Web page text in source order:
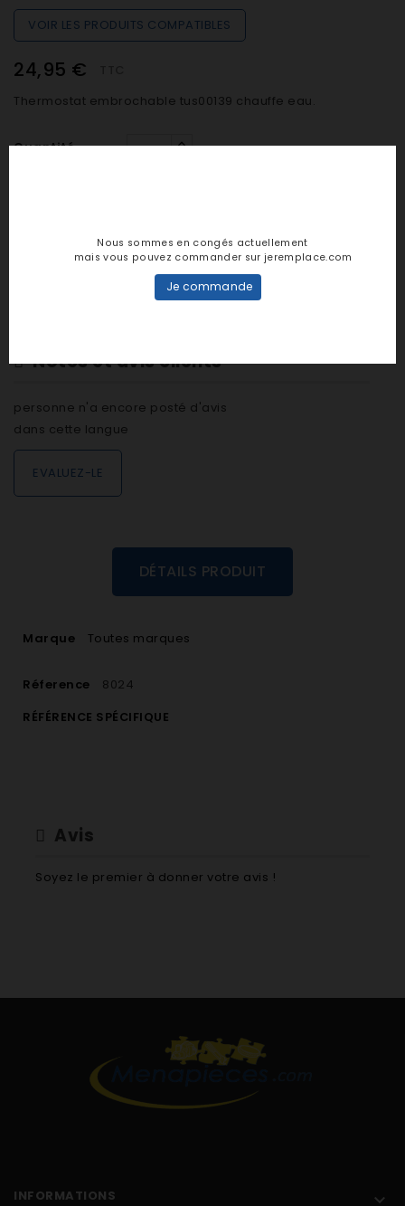
VOIR LES PRODUITS COMPATIBLES
24,95 €
Thermostat embrochable tus00139 chauffe eau.
Quantité
AJOUTER AU PANIER
Notes et avis clients
personne n'a encore posté d'avis
dans cette langue
EVALUEZ-LE
DÉTAILS PRODUIT
Marque Toutes marques
Réference 8024
RÉFÉRENCE SPÉCIFIQUE
Avis
Soyez le premier à donner votre avis !
INFORMATIONS 
Nous sommes en congés actuellement
mais vous pouvez commander sur jeremplace.com
Je commande